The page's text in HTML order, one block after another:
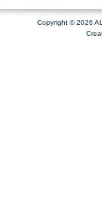
Copyright © 2026